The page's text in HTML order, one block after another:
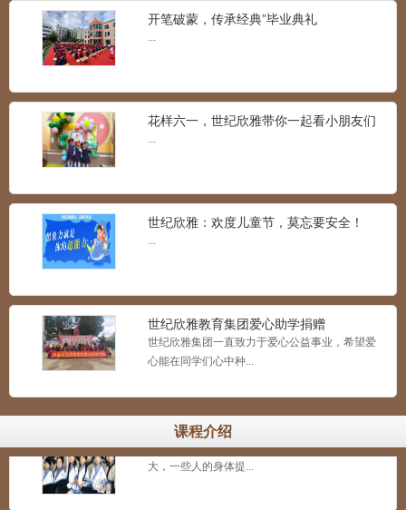
开笔破蒙，传承经典”毕业典礼
...
花样六一，世纪欣雅带你一起看小朋友们
的精彩儿童节！
...
世纪欣雅：欢度儿童节，莫忘要安全！
...
世纪欣雅教育集团爱心助学捐赠
世纪欣雅集团一直致力于爱心公益事业，希望爱
心能在同学们心中种...
课程介绍
...
“禅武医”结合的少林养生文化
现在社会，随着生活节奏的加快和生存压力的加
大，一些人的身体提...